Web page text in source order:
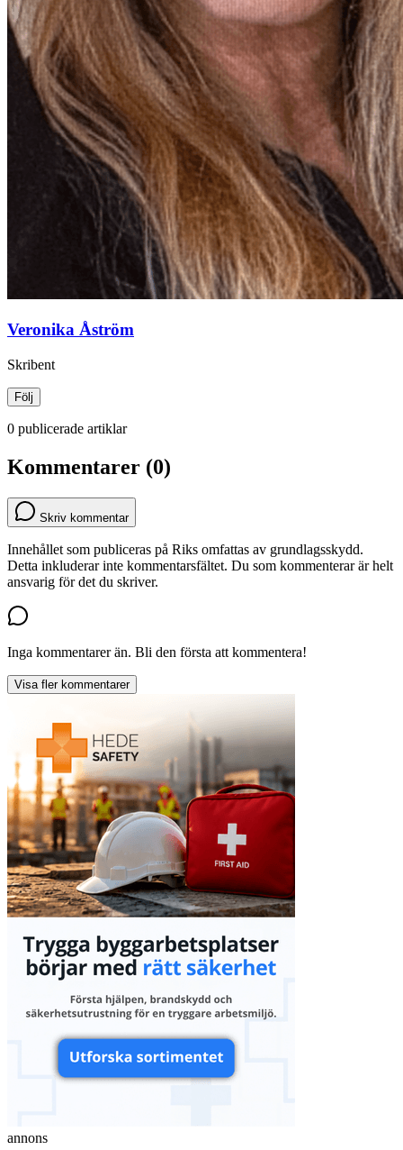
Veronika Åström
Skribent
Följ
0 publicerade artiklar
Kommentarer (0)
Skriv kommentar
Innehållet som publiceras på Riks omfattas av grundlagsskydd.
Detta inkluderar inte kommentarsfältet. Du som kommenterar är helt
ansvarig för det du skriver.
Inga kommentarer än. Bli den första att kommentera!
Visa fler kommentarer
annons